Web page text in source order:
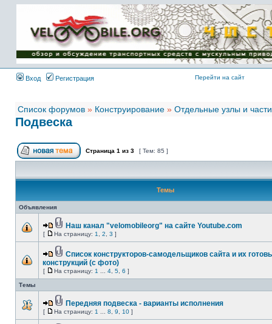
Имя пользователя:
Пароль:
{ LOG_ME_IN_SHORT
}
Вход
Регистрация Перейти на сайт
Список форумов » Конструирование » Отдельные узлы и
Подвеска
Страница 1 из 3 [ Тем: 85 ]
Темы
Объявления
Наш канал "velomobileorg" на сайте Youtube.com
[ На страницу: 1 2 3 ]
Список конструкторов-самодельщиков сайта и их
конструкций (с фото)
[ На страницу: 1 4 5 6 ]
Темы
Передняя подвеска - варианты исполнения
[ На страницу: 1 8 9 10 ]